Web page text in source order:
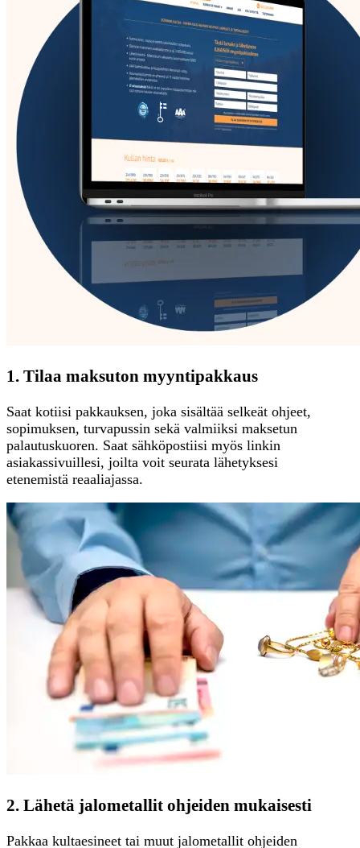
1. Tilaa maksuton myyntipakkaus
Saat kotiisi pakkauksen, joka sisältää selkeät ohjeet,
sopimuksen, turvapussin sekä valmiiksi maksetun
palautuskuoren. Saat sähköpostiisi myös linkin
asiakassivuillesi, joilta voit seurata lähetyksesi
etenemistä reaaliajassa.
2. Lähetä jalometallit ohjeiden mukaisesti
Pakkaa kultaesineet tai muut jalometallit ohjeiden